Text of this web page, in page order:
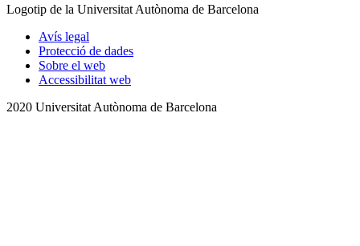
Logotip de la Universitat Autònoma de Barcelona
Avís legal
Protecció de dades
Sobre el web
Accessibilitat web
2020 Universitat Autònoma de Barcelona